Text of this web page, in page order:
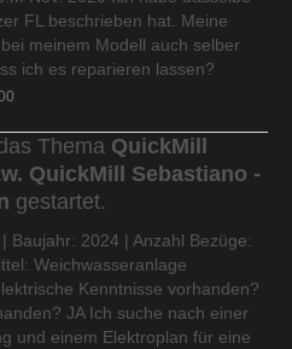
FL beschrieben hat. Meine
meinem Modell auch selber
ich es reparieren lassen?
Thema QuickMill
QuickMill Sebastiano -
gestartet.
Baujahr: 2024 | Anzahl Bezüge:
Weichwasseranlage
Kenntnisse vorhanden?
JA Ich suche nach einer
und einem Elektroplan für eine